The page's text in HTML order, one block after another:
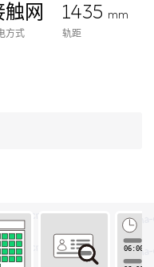
触网
方式
1435 mm
轨距